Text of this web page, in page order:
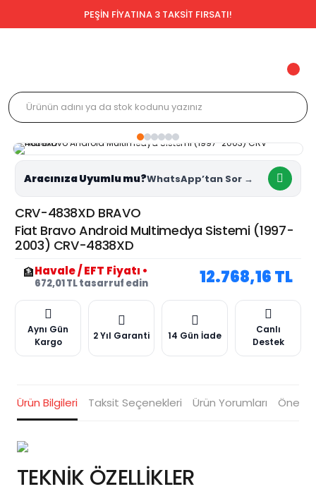
PEŞİN FİYATINA 3 TAKSİT FIRSATI!
Aracınıza Uyumlu mu?
CRV-4838XD BRAVO
Fiat Bravo Android Multimedya Sistemi (1997-
2003) CRV-4838XD
🏦Havale / EFT Fiyatı •
672,01 TL tasarruf edin 12.768,16 TL
Aynı Gün
Kargo
2 Yıl Garanti 14 Gün İade
Canlı
Destek
Ürün Bilgileri Taksit Seçenekleri Ürün Yorumları
TEKNİK ÖZELLİKLER